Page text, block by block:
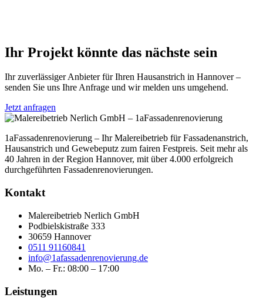
Ihr Projekt könnte das nächste sein
Ihr zuverlässiger Anbieter für Ihren Hausanstrich in Hannover –
senden Sie uns Ihre Anfrage und wir melden uns umgehend.
Jetzt anfragen
1aFassadenrenovierung – Ihr Malereibetrieb für Fassadenanstrich,
Hausanstrich und Gewebeputz zum fairen Festpreis. Seit mehr als
40 Jahren in der Region Hannover, mit über 4.000 erfolgreich
durchgeführten Fassadenrenovierungen.
Kontakt
Malereibetrieb Nerlich GmbH
Podbielskistraße 333
30659 Hannover
0511 91160841
info@1afassadenrenovierung.de
Mo. – Fr.: 08:00 – 17:00
Leistungen